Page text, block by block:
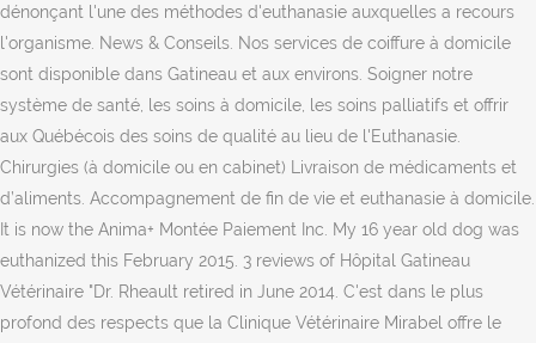
dénonçant l'une des méthodes d'euthanasie auxquelles a recours
l'organisme. News & Conseils. Nos services de coiffure à domicile
sont disponible dans Gatineau et aux environs. Soigner notre
système de santé, les soins à domicile, les soins palliatifs et offrir
aux Québécois des soins de qualité au lieu de l'Euthanasie.
Chirurgies (à domicile ou en cabinet) Livraison de médicaments et
d’aliments. Accompagnement de fin de vie et euthanasie à domicile.
It is now the Anima+ Montée Paiement Inc. My 16 year old dog was
euthanized this February 2015. 3 reviews of Hôpital Gatineau
Vétérinaire "Dr. Rheault retired in June 2014. C'est dans le plus
profond des respects que la Clinique Vétérinaire Mirabel offre le